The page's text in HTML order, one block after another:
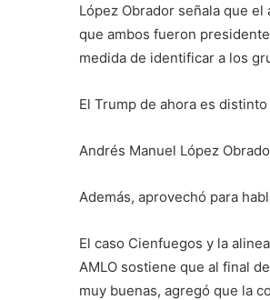
López Obrador señala que el
que ambos fueron
medida de identificar a los
El Trump de ahora es
Andrés Manuel López
Además, aprovechó para
El caso Cienfuegos y la
AMLO sostiene que al final
muy buenas, agregó que la